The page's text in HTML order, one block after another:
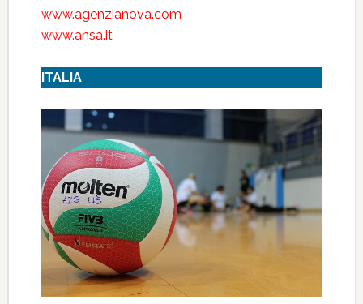
www.agenzianova.com
www.ansa.it
ITALIA